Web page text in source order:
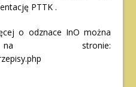
PTTK .
o odznace InO można
na stronie: